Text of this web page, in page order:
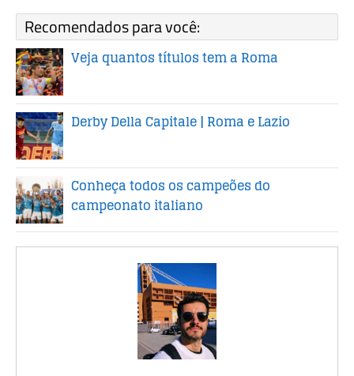
Recomendados para você:
Veja quantos títulos tem a Roma
Derby Della Capitale | Roma e Lazio
Conheça todos os campeões do
campeonato italiano